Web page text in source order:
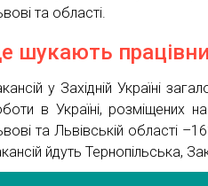
та області.
шукають
у Західній Україні
в Україні, розміщених
та Львівській області
йдуть Тернопільська,